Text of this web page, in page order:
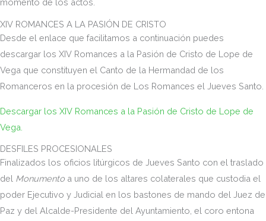
momento de los actos.
XIV ROMANCES A LA PASIÓN DE CRISTO
Desde el enlace que facilitamos a continuación puedes
descargar los XIV Romances a la Pasión de Cristo de Lope de
Vega que constituyen el Canto de la Hermandad de los
Romanceros en la procesión de Los Romances el Jueves Santo.
Descargar los XIV Romances a la Pasión de Cristo de Lope de
Vega.
DESFILES PROCESIONALES
Finalizados los oficios litúrgicos de Jueves Santo con el traslado
del Monumento a uno de los altares colaterales que custodia el
poder Ejecutivo y Judicial en los bastones de mando del Juez de
Paz y del Alcalde-Presidente del Ayuntamiento, el coro entona